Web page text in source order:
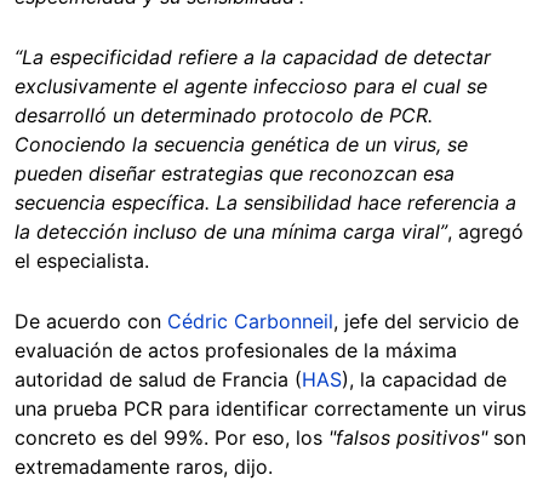
“La especificidad refiere a la capacidad de detectar
exclusivamente el agente infeccioso para el cual se
desarrolló un determinado protocolo de PCR.
Conociendo la secuencia genética de un virus, se
pueden diseñar estrategias que reconozcan esa
secuencia específica. La sensibilidad hace referencia a
la detección incluso de una mínima carga viral”, agregó
el especialista.
De acuerdo con Cédric Carbonneil, jefe del servicio de
evaluación de actos profesionales de la máxima
autoridad de salud de Francia (HAS), la capacidad de
una prueba PCR para identificar correctamente un virus
concreto es del 99%. Por eso, los "falsos positivos"son
extremadamente raros, dijo.